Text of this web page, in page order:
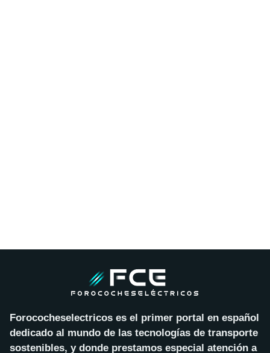
Forococheselectricos es el primer portal en español
dedicado al mundo de las tecnologías de transporte
sostenibles, y donde prestamos especial atención a